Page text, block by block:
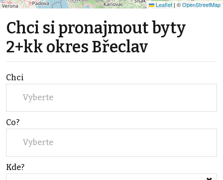
Leaflet | ©OpenStreetMap
Chci si pronajmout byty
2+kk okres Břeclav
Chci
Vyberte
Co?
Vyberte
Kde?